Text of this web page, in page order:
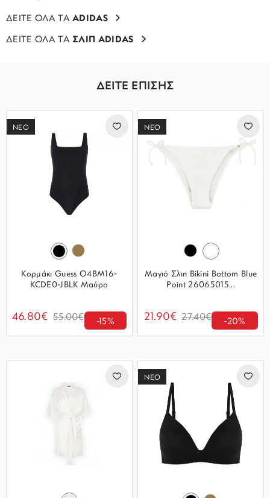
ΔΕΙΤΕ ΟΛΑ ΤΑADIDAS
ΔΕΙΤΕ ΟΛΑ ΤΑΣΛΙΠ ADIDAS
ΔΕΙΤΕ ΕΠΙΣΗΣ
ΝΕΟ
Κορμάκι Guess O4BM16-
KCDE0-JBLK Μαύρο
46.80€ 55.00€ -15%
ΝΕΟ
Μαγιό Σλιπ Bikini Bottom Blue
Point 26065015...
21.90€ 27.40€ -20%
ΝΕΟ